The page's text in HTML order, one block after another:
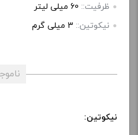
ظرفیت:: 60 میلی‌ لیتر
نیکوتین:: 3 میلی گرم
نیکوتین: